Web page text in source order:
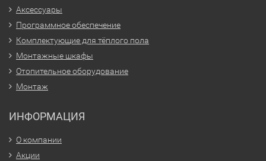
Аксессуары
Программное обеспечение
Комплектующие для тёплого пола
Монтажные шкафы
Отопительное оборудование
Монтаж
ИНФОРМАЦИЯ
О компании
Акции